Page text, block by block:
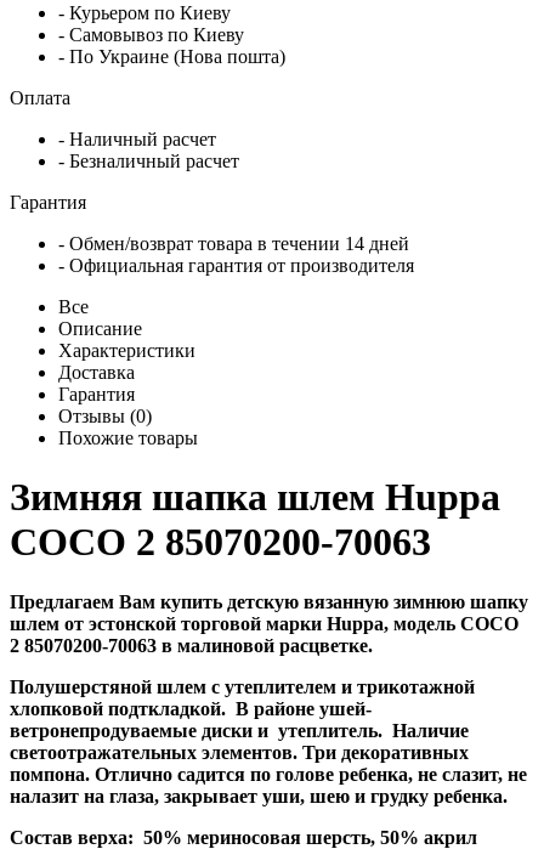
- Курьером по Киеву
- Самовывоз по Киеву
- По Украине (Нова пошта)
Оплата
- Наличный расчет
- Безналичный расчет
Гарантия
- Обмен/возврат товара в течении 14 дней
- Официальная гарантия от производителя
Все
Описание
Характеристики
Доставка
Гарантия
Отзывы (0)
Похожие товары
Зимняя шапка шлем Huppa
COCO 2 85070200-70063
Предлагаем Вам купить детскую вязанную зимнюю шапку
шлем от эстонской торговой марки Huppa, модель COCO
2 85070200-70063 в малиновой расцветке.
Полушерстяной шлем с утеплителем и трикотажной
хлопковой подткладкой. В районе ушей-
ветронепродуваемые диски и утеплитель. Наличие
светоотражательных элементов. Три декоративных
помпона. Отлично садится по голове ребенка, не слазит, не
налазит на глаза, закрывает уши, шею и грудку ребенка.
Состав верха: 50% мериносовая шерсть, 50% акрил